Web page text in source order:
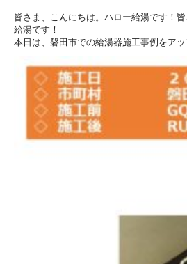
皆さま、こんにちは。ハロー給湯です！
給湯です！
本日は、磐田市での給湯器施工事例をアッ